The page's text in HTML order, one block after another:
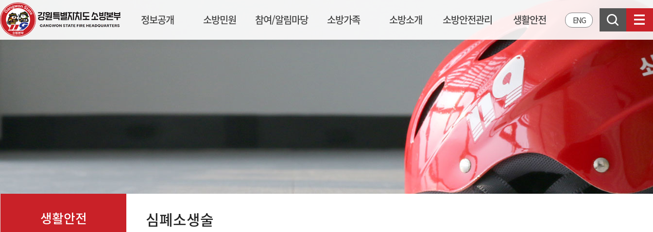
정보공개 소방민원 참여/알림마당 소방가족 소방소개 소방안전관리 생활안전 ENG
생활안전 심폐소생술